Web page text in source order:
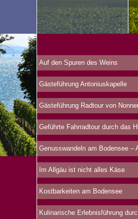
Auf den Spuren des Weins
Gästeführung Antoniuskapelle
Gästeführung Radtour von
Geführte Fahrradtour durch das
Genusswandeln am Bodensee –
Im Allgäu ist nicht alles Käse
Kostbarkeiten am Bodensee
Kulinarische Erlebnisführung